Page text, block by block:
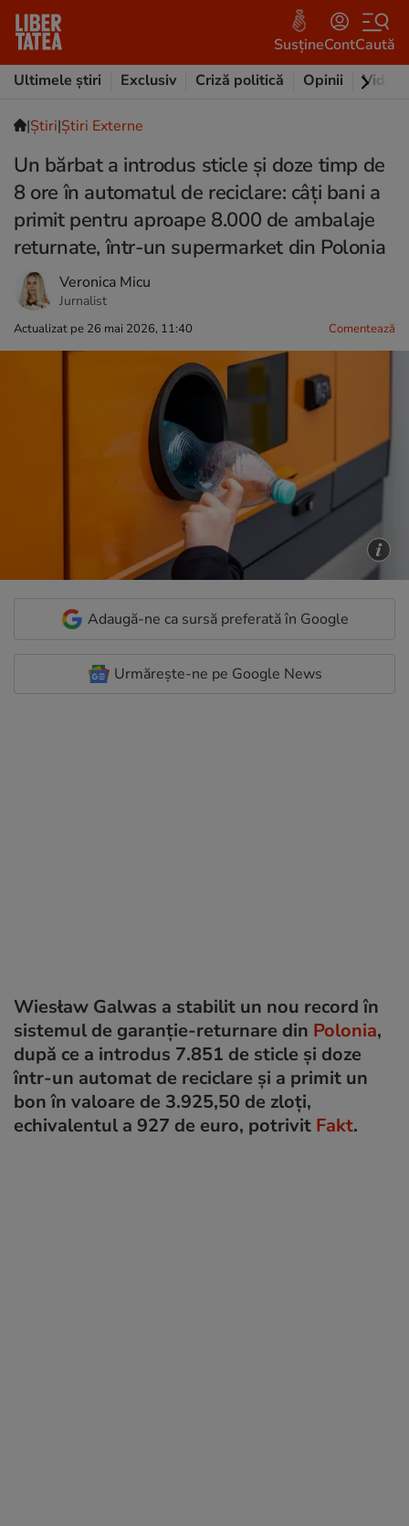
SusțineContCaută
Ultimele știri
Exclusiv Criză politică Opinii Video
|Ştiri|Știri Externe
Un bărbat a introdus sticle și doze timp de
8 ore în automatul de reciclare: câți bani a
primit pentru aproape 8.000 de ambalaje
returnate, într-un supermarket din Polonia
Veronica Micu
Jurnalist
Actualizat pe 26 mai 2026, 11:40 Comentează
Adaugă-ne ca sursă preferată în Google
Urmărește-ne pe Google News
Wiesław Galwas a stabilit un nou record în
sistemul de garanție-returnare din Polonia,
după ce a introdus 7.851 de sticle și doze
într-un automat de reciclare și a primit un
bon în valoare de 3.925,50 de zloți,
echivalentul a 927 de euro, potrivit Fakt.